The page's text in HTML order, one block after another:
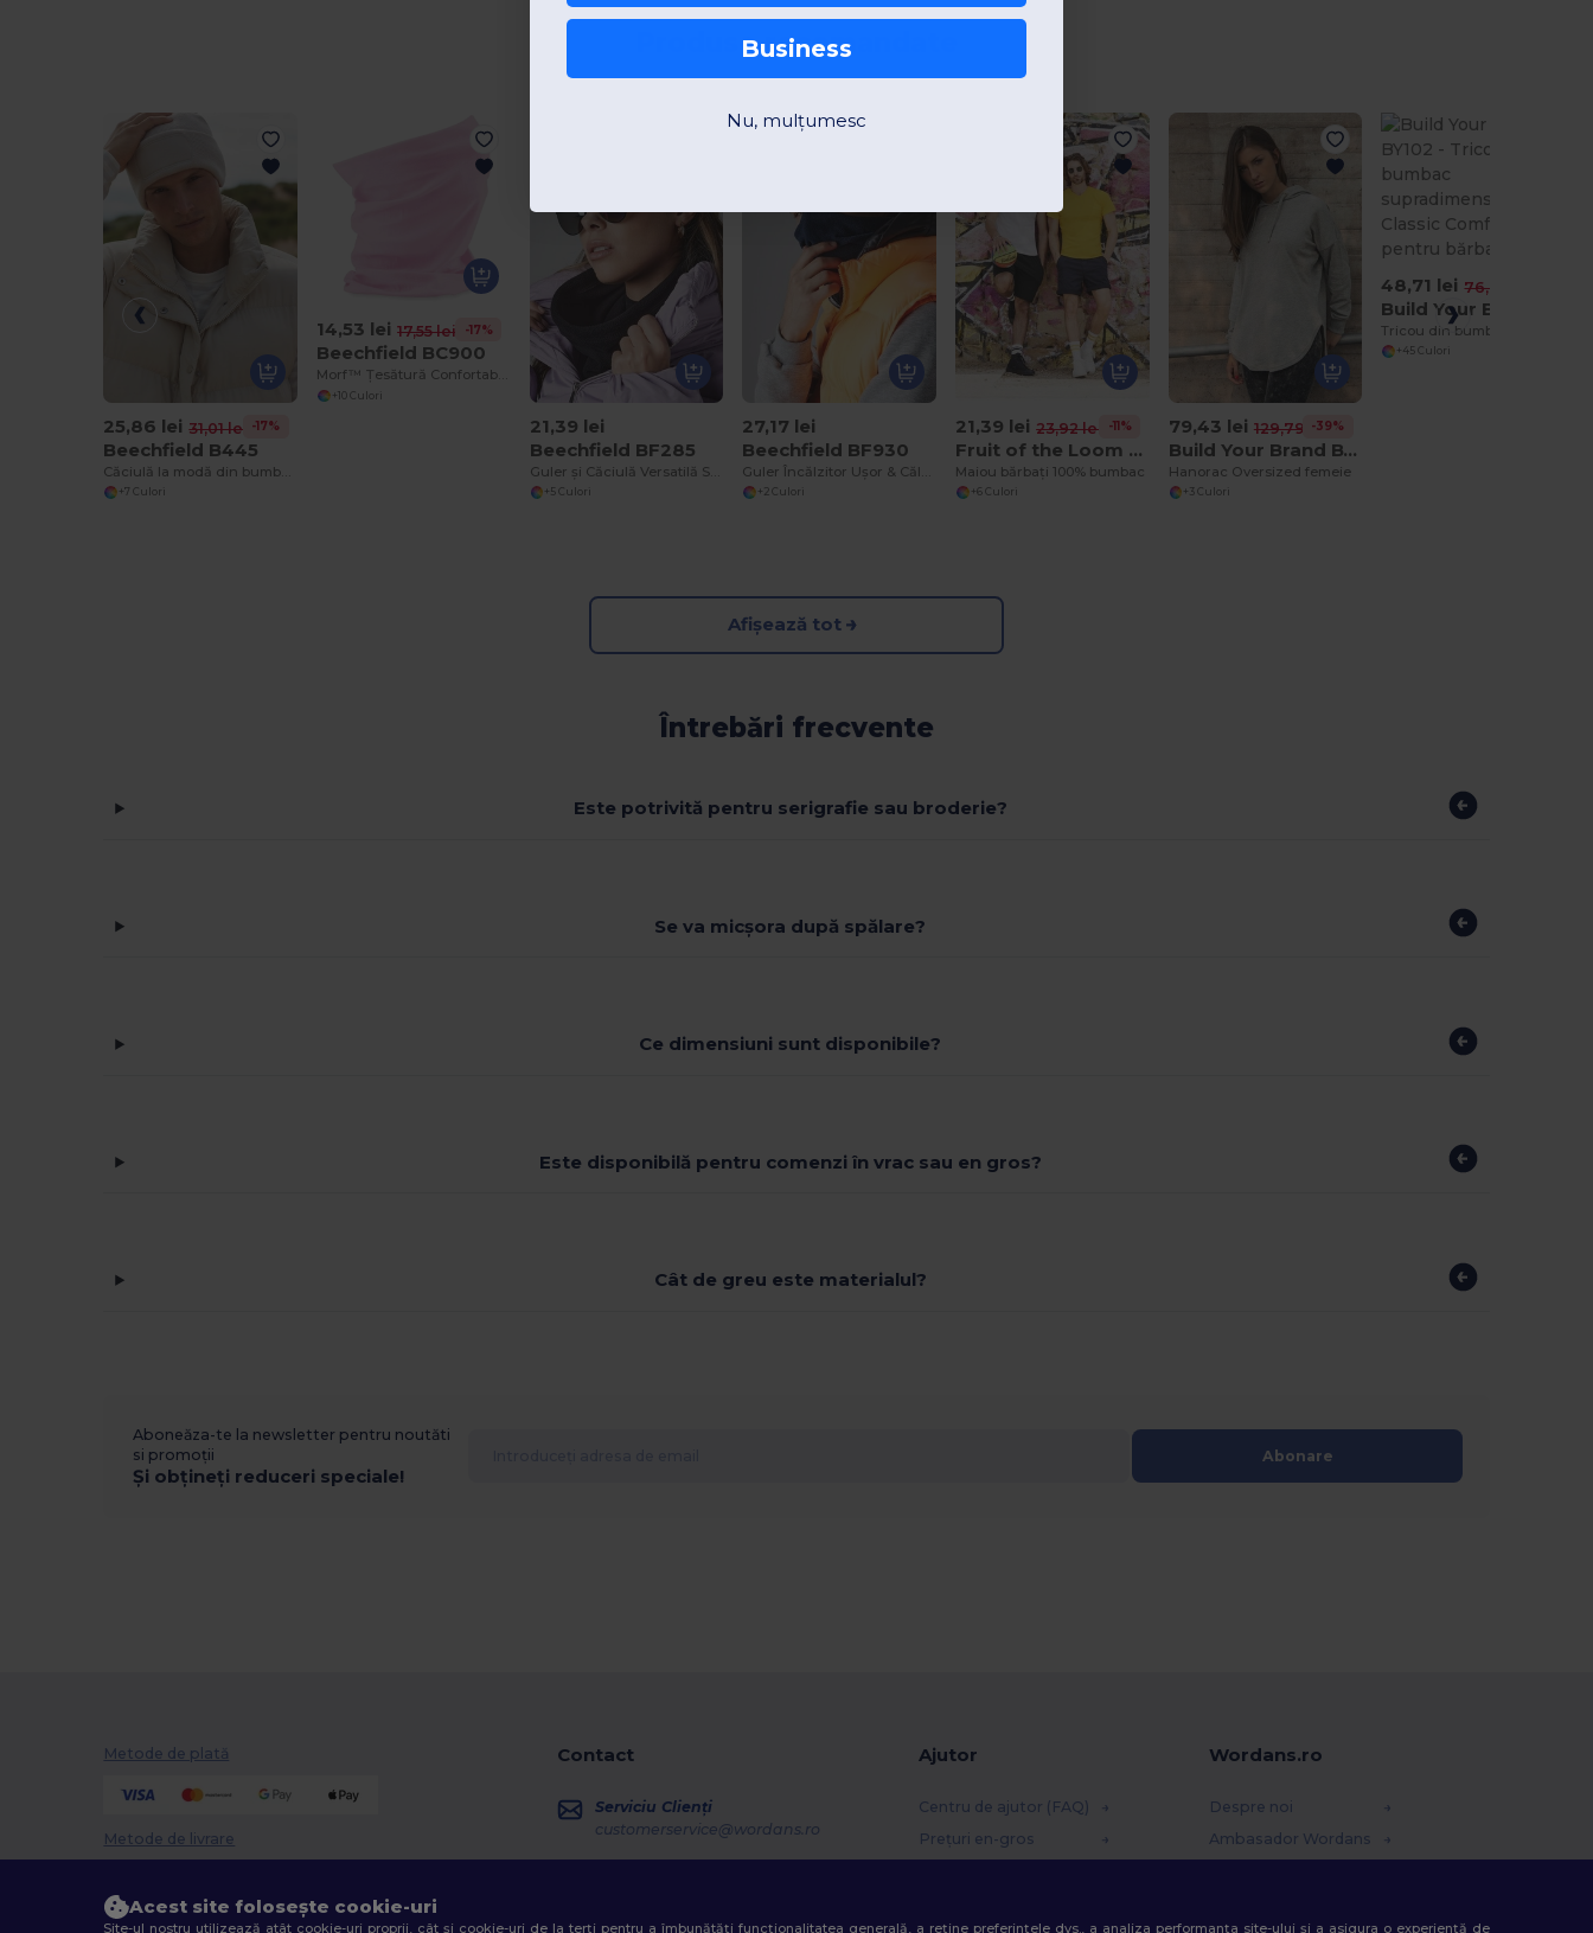
Produse recomandate
25,86 lei 31,01 lei -17%
Beechfield B445
+7 Culori
14,53 lei 17,55 lei -17%
Beechfield BC900
+10 Culori
21,39 lei
Beechfield BF285
Guler și Căciulă Versatilă Suprafleece
+5 Culori
27,17 lei
Beechfield BF930
+2 Culori
21,39 lei 23,92 lei -11%
Fruit of the Loom SC235
Maiou bărbați 100% bumbac
+6 Culori
79,43 lei 129,79 lei-39%
Build Your Brand BY037
Hanorac Oversized femeie
+3 Culori
48,71 lei 76,61 lei
+45 Culori
Afișează tot
Întrebări frecvente
Este potrivită pentru serigrafie sau broderie?
Se va micșora după spălare?
Ce dimensiuni sunt disponibile?
Este disponibilă pentru comenzi în vrac sau en gros?
Cât de greu este materialul?
Aboneăza-te la newsletter pentru noutăti
si promoții
Și obțineți reduceri speciale!
Abonare
Metode de plată
Metode de livrare
Contact
Serviciu Clienți
customerservice@wordans.ro
Ajutor
Centru de ajutor (FAQ)
Prețuri en-gros
Wordans.ro
Despre noi
Ambasador Wordans
Acest site folosește cookie-uri
Site-ul nostru utilizează atât cookie-uri proprii, cât și cookie-uri de la terți pentru a îmbunătăți funcționalitatea generală, a reține preferințele dvs., a analiza performanța site-ului și a asigura o experiență de
Business
Nu, mulțumesc